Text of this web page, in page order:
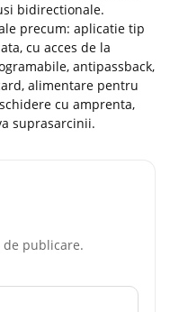
bidirectionale.
precum: aplicatie tip
cu acces de la
antipassback,
alimentare pentru
cu amprenta,
suprasarcinii.
de publicare.